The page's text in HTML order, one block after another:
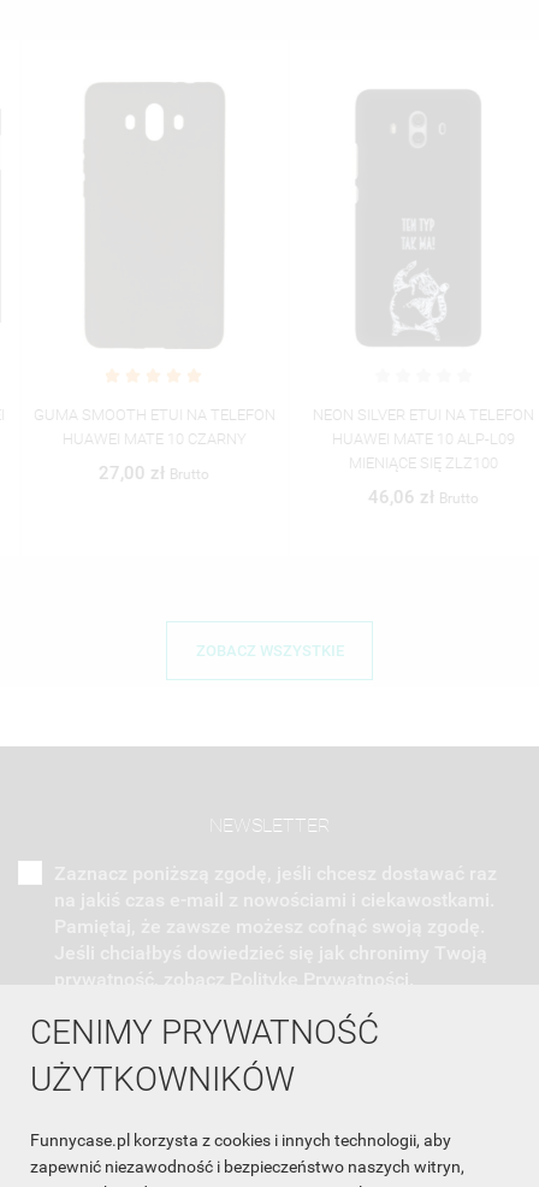
CENIMY PRYWATNOŚĆ
UŻYTKOWNIKÓW
Funnycase.pl korzysta z cookies i innych technologii, aby
zapewnić niezawodność i bezpieczeństwo naszych witryn,
GUMA SMOOTH ETUI NA TELEFON
HUAWEI MATE 10 CZARNY
27,00 zł Brutto
NEON SILVER ETUI NA TELEFON
HUAWEI MATE 10 ALP-L09
MIENIĄCE SIĘ ZLZ100
46,06 zł Brutto
ZOBACZ WSZYSTKIE
NEWSLETTER
INFORMACJA O SKLEPIE